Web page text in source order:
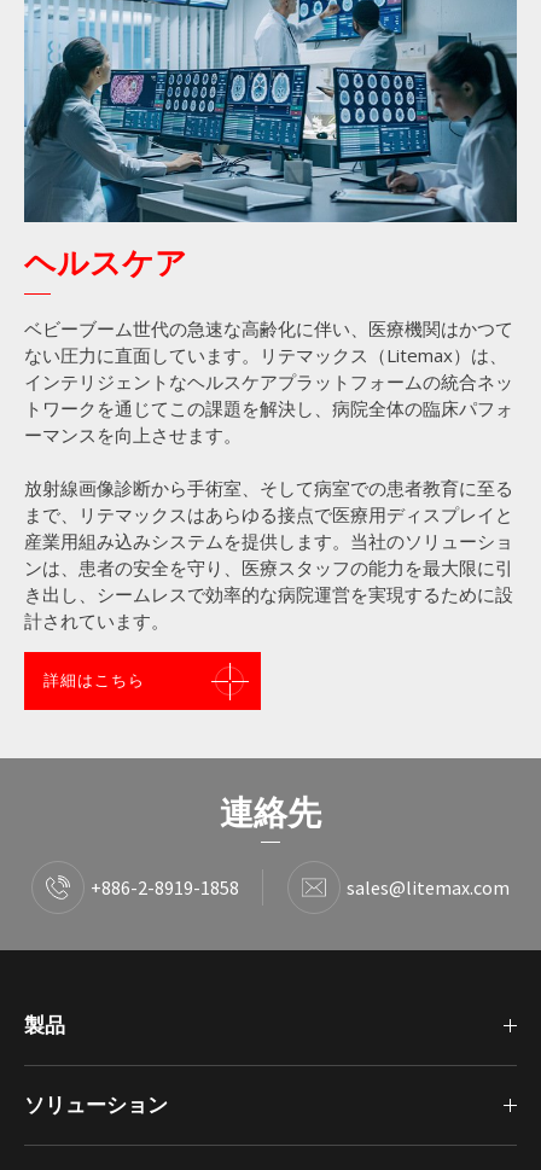
ヘルスケア
ベビーブーム世代の急速な高齢化に伴い、医療機関はかつて
ない圧力に直面しています。リテマックス（Litemax）は、
インテリジェントなヘルスケアプラットフォームの統合ネッ
トワークを通じてこの課題を解決し、病院全体の臨床パフォ
ーマンスを向上させます。
放射線画像診断から手術室、そして病室での患者教育に至る
まで、リテマックスはあらゆる接点で医療用ディスプレイと
産業用組み込みシステムを提供します。当社のソリューショ
ンは、患者の安全を守り、医療スタッフの能力を最大限に引
き出し、シームレスで効率的な病院運営を実現するために設
計されています。
詳細はこちら
連絡先
+886-2-8919-1858 sales@litemax.com
製品
ソリューション